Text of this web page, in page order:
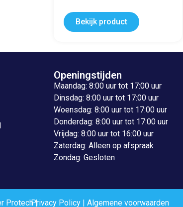
Bekijk product
Openingstijden
Maandag: 8:00 uur tot 17:00 uur
Dinsdag: 8:00 uur tot 17:00 uur
Woensdag: 8:00 uur tot 17:00 uur
Donderdag: 8:00 uur tot 17:00 uur
Vrijdag: 8:00 uur tot 16:00 uur
Zaterdag: Alleen op afspraak
Zondag: Gesloten
Protech |Privacy Policy Algemene voorwaarden